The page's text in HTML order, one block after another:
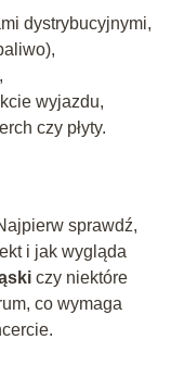
dystrybucyjnymi,
wyjazdu,
czy płyty.
sprawdź,
i jak wygląda
czy niektóre
co wymaga